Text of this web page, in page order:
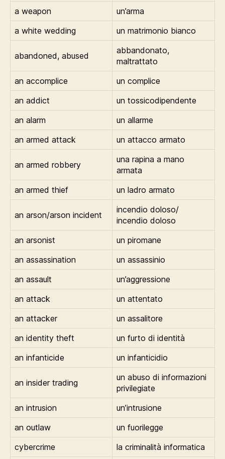
a weapon
un’arma
a white wedding
un matrimonio bianco
abandoned, abused
abbandonato,
maltrattato
an accomplice
un complice
an addict
un tossicodipendente
an alarm
un allarme
an armed attack
un attacco armato
an armed robbery
una rapina a mano
armata
an armed thief
un ladro armato
an arson/arson incident
incendio doloso/
incendio doloso
an arsonist
un piromane
an assassination
un assassinio
an assault
un’aggressione
an attack
un attentato
an attacker
un assalitore
an identity theft
un furto di identità
an infanticide
un infanticidio
an insider trading
un abuso di informazioni
privilegiate
an intrusion
un’intrusione
an outlaw
un fuorilegge
cybercrime
la criminalità informatica